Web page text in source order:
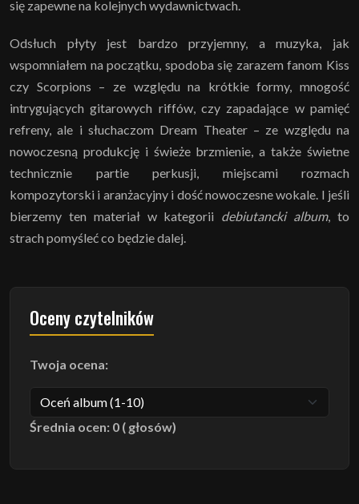
się zapewne na kolejnych wydawnictwach.
Odsłuch płyty jest bardzo przyjemny, a muzyka, jak
wspomniałem na początku, spodoba się zarazem fanom Kiss
czy Scorpions – ze względu na krótkie formy, mnogość
intrygujących gitarowych riffów, czy zapadające w pamięć
refreny, ale i słuchaczom Dream Theater – ze względu na
nowoczesną produkcję i świeże brzmienie, a także świetne
technicznie partie perkusji, miejscami rozmach
kompozytorski i aranżacyjny i dość nowoczesne wokale. I jeśli
bierzemy ten materiał w kategorii debiutancki album, to
strach pomyśleć co będzie dalej.
Oceny czytelników
Twoja ocena:
Średnia ocen: 0 ( głosów)